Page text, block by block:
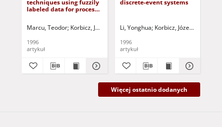
E-ISSN 2083-8492
techniques using fuzzily
labeled data for process
Marcu, Teodor Korbicz, Józef (1951- ) - red. Uciński, Dariusz - red.
1996
artykuł
discrete-event systems
Li, Yonghua Korbicz, Józef (1951- ) -
1996
artykuł
Więcej ostatnio dodanych